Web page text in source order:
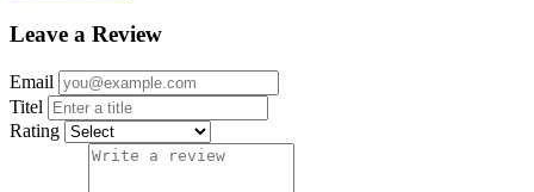
Leave a Review
Email
Titel
Rating